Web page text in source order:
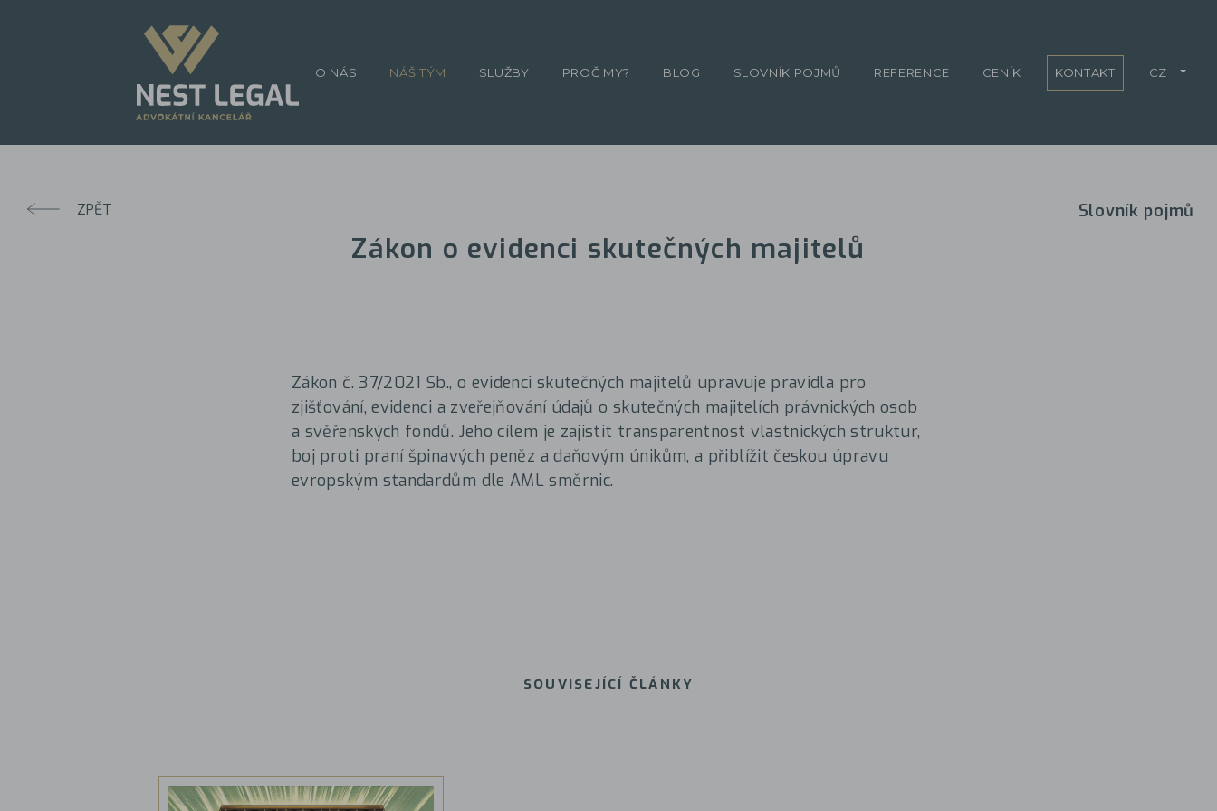
ZPĚT Slovník pojmů
Zákon o evidenci skutečných majitelů
Zákon č. 37/2021 Sb., o evidenci skutečných majitelů upravuje pravidla pro
zjišťování, evidenci a zveřejňování údajů o skutečných majitelích právnických osob
a svěřenských fondů. Jeho cílem je zajistit transparentnost vlastnických struktur,
boj proti praní špinavých peněz a daňovým únikům, a přiblížit českou úpravu
evropským standardům dle AML směrnic.
SOUVISEJÍCÍ ČLÁNKY
O NÁS NÁŠ TÝM SLUŽBY PROČ MY? BLOG SLOVNÍK POJMŮ REFERENCE CENÍK KONTAKT CZ